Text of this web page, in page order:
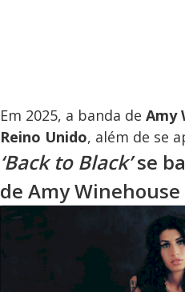
Em 2025, a banda de Amy
Reino Unido, além de se
‘Back to Black’se
de Amy Winehouse